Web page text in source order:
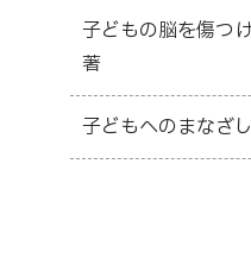
子どもの脳を傷つ
著
子どもへのまなざ